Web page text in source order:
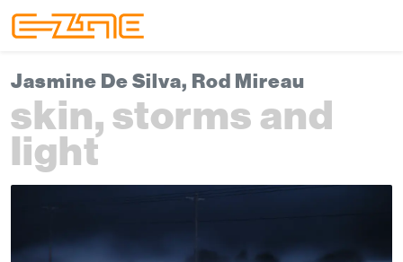
Jasmine De Silva, Rod Mireau
skin, storms and
light